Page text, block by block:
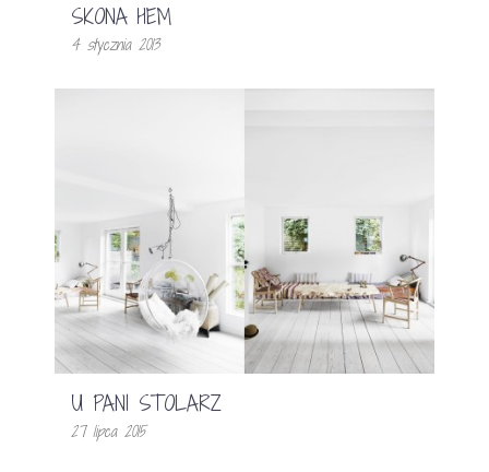
SKONA HEM
4 stycznia 2013
U PANI STOLARZ
27 lipca 2015